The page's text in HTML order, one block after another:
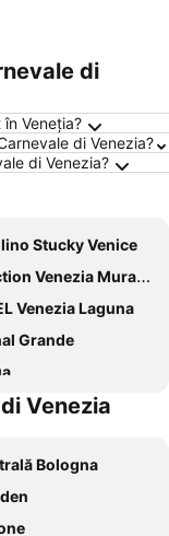
di
Veneţia?
di Venezia?
di Venezia?
Stucky Venice
Venezia Murano Villa
Venezia Laguna
Grande
Venice Isola Nuova
Hotel
Venezia
Bologna